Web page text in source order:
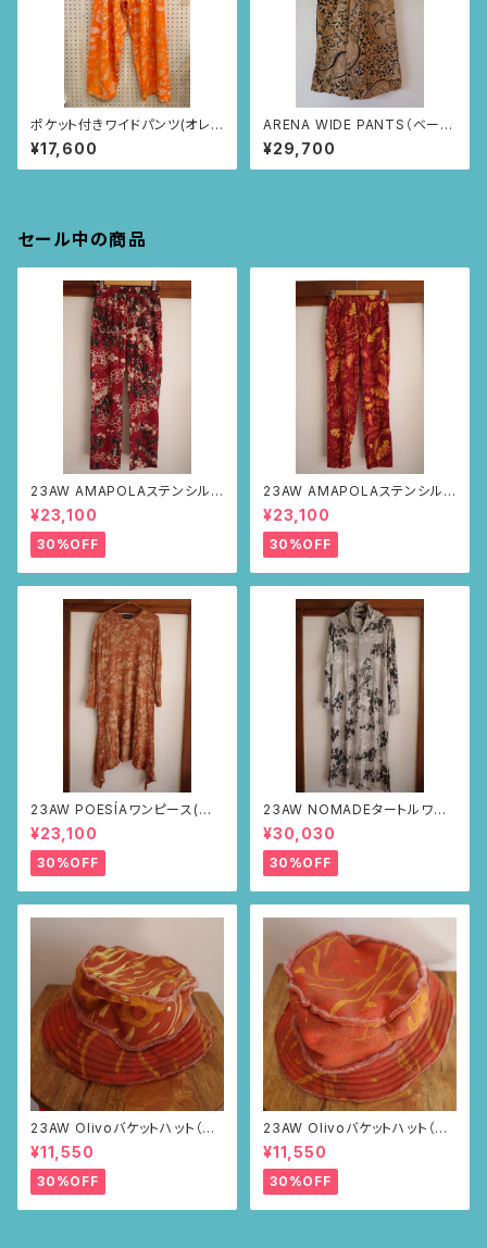
ポケット付きワイドパンツ(オレン
ジ/ルイーサの羽根柄)
¥17,600
ARENA WIDE PANTS（ベージ
ュ/ペニンシュラ柄）
¥29,700
セール中の商品
23AW AMAPOLAステンシルパ
ンツ(ボルドー・サボテンの山道
柄)
¥23,100
30%OFF
23AW AMAPOLAステンシルパ
ンツ(ボルドー・リーフ柄)
¥23,100
30%OFF
23AW POESÍAワンピース(ブラ
ウン・サボテンの山道柄)
¥23,100
30%OFF
23AW NOMADEタートルワン
ピース(メランジグレー・サボテ
ンの山道柄)
¥30,030
30%OFF
23AW Olivoバケットハット（ブ
ラウン・ポピー柄）
¥11,550
30%OFF
23AW Olivoバケットハット（ブ
ラウン・ポピー柄）
¥11,550
30%OFF